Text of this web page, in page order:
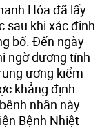
Hóa đã lấy
sau khi xác định
bố. Đến ngày
ngờ dương tính
ương kiểm
khẳng định
nhân này
Bệnh Nhiệt